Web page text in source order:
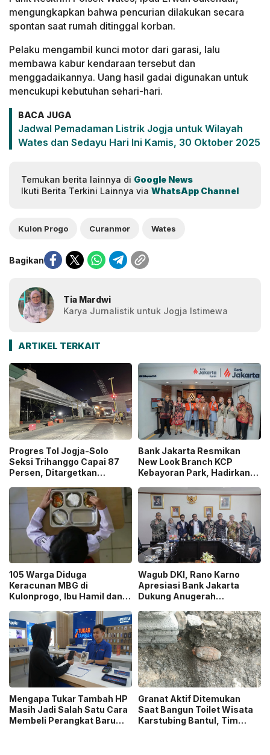
mengungkapkan bahwa pencurian dilakukan secara
spontan saat rumah ditinggal korban.
Pelaku mengambil kunci motor dari garasi, lalu
membawa kabur kendaraan tersebut dan
menggadaikannya. Uang hasil gadai digunakan untuk
mencukupi kebutuhan sehari-hari.
BACA JUGA
Jadwal Pemadaman Listrik Jogja untuk Wilayah
Wates dan Sedayu Hari Ini Kamis, 30 Oktober 2025
Temukan berita lainnya di Google News
Ikuti Berita Terkini Lainnya via WhatsApp Channel
Kulon Progo Curanmor Wates
Bagikan
Tia Mardwi
Karya Jurnalistik untuk Jogja Istimewa
ARTIKEL TERKAIT
Progres Tol Jogja-Solo
Seksi Trihanggo Capai 87
Persen, Ditargetkan
Bawen Agustus 2026
Bank Jakarta Resmikan
New Look Branch KCP
Kebayoran Park, Hadirkan
Modern
105 Warga Diduga
Keracunan MBG di
Kulonprogo, Ibu Hamil dan
Terdampak
Wagub DKI, Rano Karno
Apresiasi Bank Jakarta
Dukung Anugerah
Dorong Karya Berkualitas
Sambut 5 Abad Jakarta
Mengapa Tukar Tambah HP
Masih Jadi Salah Satu Cara
Membeli Perangkat Baru
Granat Aktif Ditemukan
Saat Bangun Toilet Wisata
Karstubing Bantul, Tim